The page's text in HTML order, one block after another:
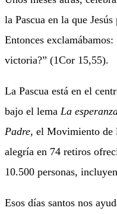
la Pascua en la que
Entonces
victoria?” (1Cor 15,55).
La Pascua está en el
bajo el lema La
Padre, el Movimiento de
alegría en 74 retiros
10.500 personas,
Esos días santos nos